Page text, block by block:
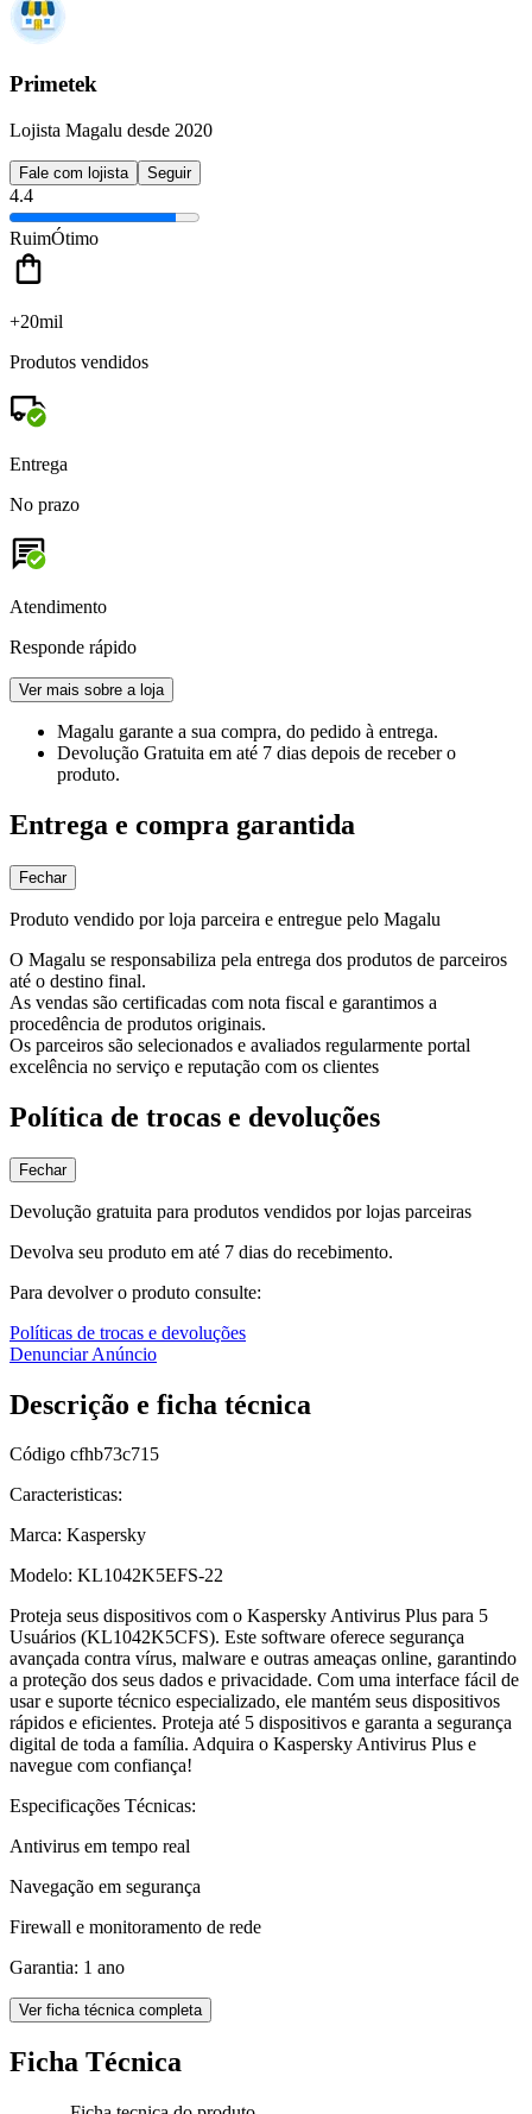
Primetek
Lojista Magalu desde 2020
Fale com lojista Seguir
4.4
RuimÓtimo
+20mil
Produtos vendidos
Entrega
No prazo
Atendimento
Responde rápido
Ver mais sobre a loja
Magalu garante a sua compra, do pedido à entrega.
Devolução Gratuita em até 7 dias depois de receber o
produto.
Entrega e compra garantida
Fechar
Produto vendido por loja parceira e entregue pelo Magalu
O Magalu se responsabiliza pela entrega dos produtos de parceiros
até o destino final.
As vendas são certificadas com nota fiscal e garantimos a
procedência de produtos originais.
Os parceiros são selecionados e avaliados regularmente portal
excelência no serviço e reputação com os clientes
Política de trocas e devoluções
Fechar
Devolução gratuita para produtos vendidos por lojas parceiras
Devolva seu produto em até 7 dias do recebimento.
Para devolver o produto consulte:
Políticas de trocas e devoluções
Denunciar Anúncio
Descrição e ficha técnica
Código cfhb73c715
Caracteristicas:
Marca: Kaspersky
Modelo: KL1042K5EFS-22
Proteja seus dispositivos com o Kaspersky Antivirus Plus para 5
Usuários (KL1042K5CFS). Este software oferece segurança
avançada contra vírus, malware e outras ameaças online, garantindo
a proteção dos seus dados e privacidade. Com uma interface fácil de
usar e suporte técnico especializado, ele mantém seus dispositivos
rápidos e eficientes. Proteja até 5 dispositivos e garanta a segurança
digital de toda a família. Adquira o Kaspersky Antivirus Plus e
navegue com confiança!
Especificações Técnicas:
Antivirus em tempo real
Navegação em segurança
Firewall e monitoramento de rede
Garantia: 1 ano
Ver ficha técnica completa
Ficha Técnica